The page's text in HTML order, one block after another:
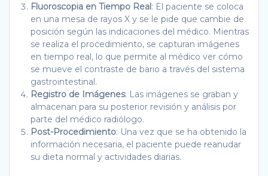
Fluoroscopia en Tiempo Real: El paciente se coloca
en una mesa de rayos X y se le pide que cambie de
posición según las indicaciones del médico. Mientras
se realiza el procedimiento, se capturan imágenes
en tiempo real, lo que permite al médico ver cómo
se mueve el contraste de bario a través del sistema
gastrointestinal.
Registro de Imágenes: Las imágenes se graban y
almacenan para su posterior revisión y análisis por
parte del médico radiólogo.
Post-Procedimiento: Una vez que se ha obtenido la
información necesaria, el paciente puede reanudar
su dieta normal y actividades diarias.